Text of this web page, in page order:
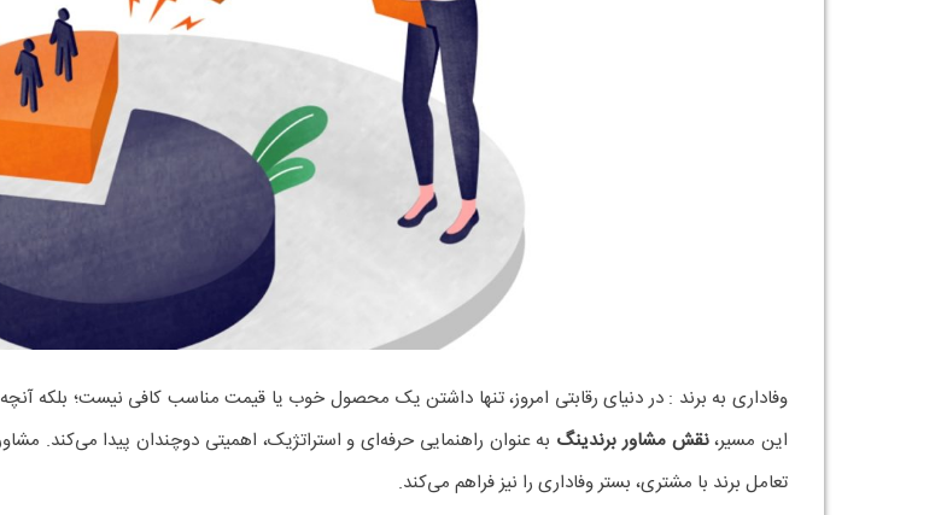
وظایف کلیدی مشاور برندینگ در تجربه مشتری
نقش مشاور برندینگ در ایجاد وفاداری به برند
مثال واقعی: برندهایی که با برندینگ هوشمندانه مشتری وفادار ساختند
جمع‌بندی: برندینگ یعنی تجربه + وفاداری
برندینگ چیست و چرا اهمیت دارد؟
فرآیند ساخت و تثبیت یک هویت مشخص، پایدار و قابل‌شناخت برای یک کسب‌وکار است. برند چیزی
شنیدن نام کسب‌وکار شما تجربه می‌کند.
کلمات کلیدی مرتبط: مشاور برندینگ، هویت برند، استراتژی برند، تجربه مشتری، وفاداری برند
تجربه مشتری: قلب تپنده‌ی برند موفق
تجربه مشتری یا Customer Experience (CX)
تمام احساسات، ادراکات و تعاملات مشتری با برند را شامل